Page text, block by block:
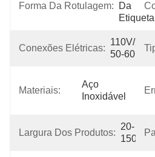
Forma Da Rotulagem:
Da
Etiqueta
Conexões Elétricas:
110V/220V
50-60Hz
Materiais:
Aço
Inoxidável
Largura Dos Produtos:
20-
150mm